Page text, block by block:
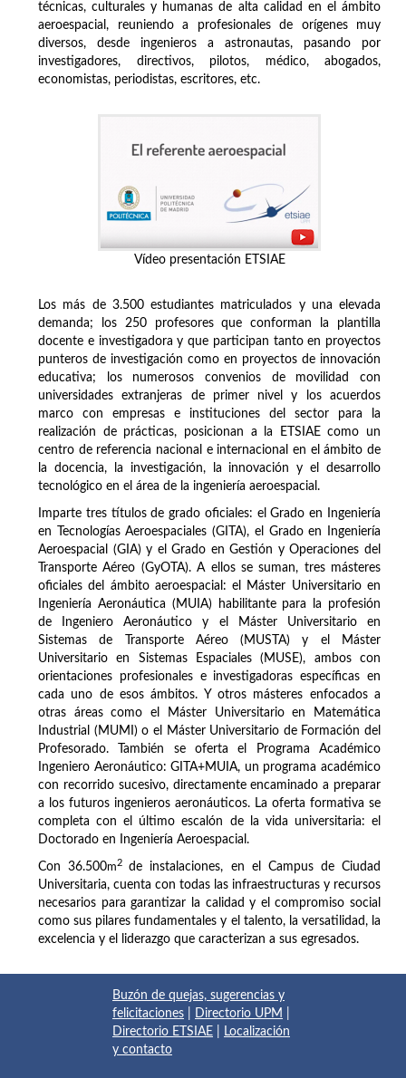
técnicas, culturales y humanas de alta calidad en el ámbito
aeroespacial, reuniendo a profesionales de orígenes muy
diversos, desde ingenieros a astronautas, pasando por
investigadores, directivos, pilotos, médico, abogados,
economistas, periodistas, escritores, etc.
Vídeo presentación ETSIAE
Los más de 3.500 estudiantes matriculados y una elevada
demanda; los 250 profesores que conforman la plantilla
docente e investigadora y que participan tanto en proyectos
punteros de investigación como en proyectos de innovación
educativa; los numerosos convenios de movilidad con
universidades extranjeras de primer nivel y los acuerdos
marco con empresas e instituciones del sector para la
realización de prácticas, posicionan a la ETSIAE como un
centro de referencia nacional e internacional en el ámbito de
la docencia, la investigación, la innovación y el desarrollo
tecnológico en el área de la ingeniería aeroespacial.
Imparte tres títulos de grado oficiales: el Grado en Ingeniería
en Tecnologías Aeroespaciales (GITA), el Grado en Ingeniería
Aeroespacial (GIA) y el Grado en Gestión y Operaciones del
Transporte Aéreo (GyOTA). A ellos se suman, tres másteres
oficiales del ámbito aeroespacial: el Máster Universitario en
Ingeniería Aeronáutica (MUIA) habilitante para la profesión
de Ingeniero Aeronáutico y el Máster Universitario en
Sistemas de Transporte Aéreo (MUSTA) y el Máster
Universitario en Sistemas Espaciales (MUSE), ambos con
orientaciones profesionales e investigadoras específicas en
cada uno de esos ámbitos. Y otros másteres enfocados a
otras áreas como el Máster Universitario en Matemática
Industrial (MUMI) o el Máster Universitario de Formación del
Profesorado. También se oferta el Programa Académico
Ingeniero Aeronáutico: GITA+MUIA, un programa académico
con recorrido sucesivo, directamente encaminado a preparar
a los futuros ingenieros aeronáuticos. La oferta formativa se
completa con el último escalón de la vida universitaria: el
Doctorado en Ingeniería Aeroespacial.
Con 36.500m2
de instalaciones, en el Campus de Ciudad
Universitaria, cuenta con todas las infraestructuras y recursos
necesarios para garantizar la calidad y el compromiso social
como sus pilares fundamentales y el talento, la versatilidad, la
excelencia y el liderazgo que caracterizan a sus egresados.
Buzón de quejas, sugerencias y
felicitaciones
Directorio UPM
Directorio ETSIAE
Localización
y contacto